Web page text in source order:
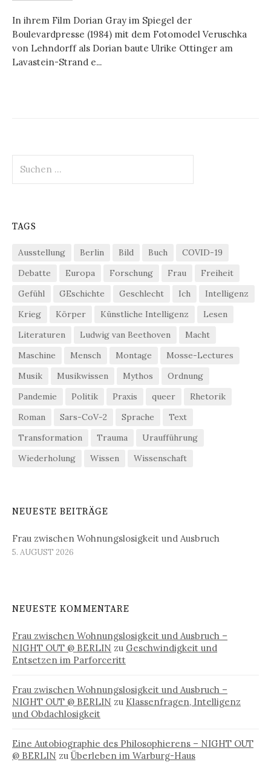
In ihrem Film Dorian Gray im Spiegel der
Boulevardpresse (1984) mit dem Fotomodel Veruschka
von Lehndorff als Dorian baute Ulrike Ottinger am
Lavastein-Strand e...
nach:
TAGS
Ausstellung Berlin Bild Buch
COVID-19
Debatte
Europa Forschung Frau
Freiheit
Gefühl
GEschichte Geschlecht Ich
Intelligenz
Krieg
Körper Künstliche Intelligenz
Lesen
Literaturen
Ludwig van Beethoven
Macht
Maschine
Mensch Montage
Mosse-Lectures
Musik
Musikwissen Mythos
Ordnung
Pandemie
Politik Praxis queer
Rhetorik
Roman
Sars-CoV-2 Sprache
Text
Transformation
Trauma
Uraufführung
Wiederholung
Wissen Wissenschaft
NEUESTE BEITRÄGE
Frau zwischen Wohnungslosigkeit und Ausbruch
5. AUGUST 2026
NEUESTE KOMMENTARE
Frau zwischen Wohnungslosigkeit und Ausbruch –
NIGHT OUT @ BERLIN zu Geschwindigkeit und
Entsetzen im Parforceritt
Frau zwischen Wohnungslosigkeit und Ausbruch –
NIGHT OUT @ BERLIN zu Klassenfragen, Intelligenz
und Obdachlosigkeit
Eine Autobiographie des Philosophierens – NIGHT OUT
@ BERLIN zu Überleben im Warburg-Haus